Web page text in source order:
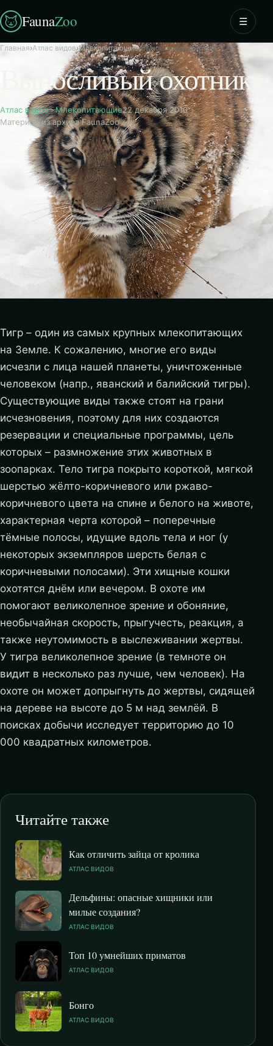
FaunaZoo ☰
Главная›Атлас видов›Млекопитающие›Выносливый охотник
Выносливый охотник
Атлас видов·Млекопитающие22 декабря 2010
Материал из архива FaunaZoo
Тигр – один из самых крупных млекопитающих
на Земле. К сожалению, многие его виды
исчезли с лица нашей планеты, уничтоженные
человеком (напр., яванский и балийский тигры).
Существующие виды также стоят на грани
исчезновения, поэтому для них создаются
резервации и специальные программы, цель
которых – размножение этих животных в
зоопарках. Тело тигра покрыто короткой, мягкой
шерстью жёлто-коричневого или ржаво-
коричневого цвета на спине и белого на животе,
характерная черта которой – поперечные
тёмные полосы, идущие вдоль тела и ног (у
некоторых экземпляров шерсть белая с
коричневыми полосами). Эти хищные кошки
охотятся днём или вечером. В охоте им
помогают великолепное зрение и обоняние,
необычайная скорость, прыгучесть, реакция, а
также неутомимость в выслеживании жертвы.
У тигра великолепное зрение (в темноте он
видит в несколько раз лучше, чем человек). На
охоте он может допрыгнуть до жертвы, сидящей
на дереве на высоте до 5 м над землёй. В
поисках добычи исследует территорию до 10
000 квадратных километров.
Читайте также
Как отличить зайца от кролика
АТЛАС ВИДОВ
Дельфины: опасные хищники или
милые создания?
АТЛАС ВИДОВ
Топ 10 умнейших приматов
АТЛАС ВИДОВ
Бонго
АТЛАС ВИДОВ